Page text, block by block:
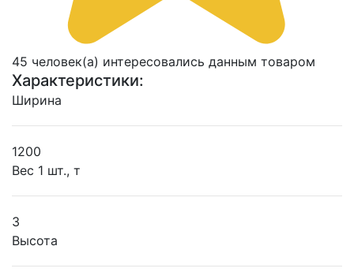
45 человек(а) интересовались данным товаром
Характеристики:
Ширина
1200
Вес 1 шт., т
3
Высота